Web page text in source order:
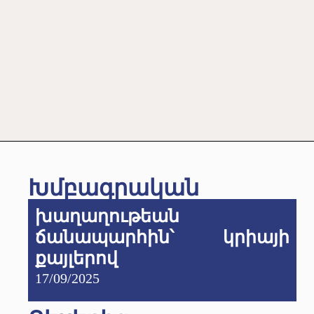
Խմբագրական
խաղաղութեան
ճանապարհին՝ կրիայի
քայլերով
17/09/2025